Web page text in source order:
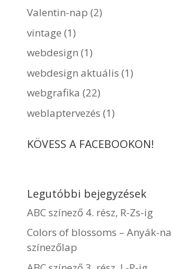
Valentin-nap (2)
vintage (1)
webdesign (1)
webdesign aktuális (1)
webgrafika (22)
weblaptervezés (1)
KÖVESS A FACEBOOKON!
Legutóbbi bejegyzések
ABC színező 4. rész, R-Zs-ig
Colors of blossoms – Anyák-
színezőlap